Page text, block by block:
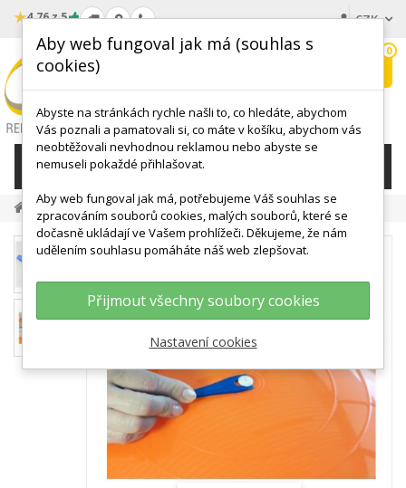
★4.76 z 5 CZK
wishlist
0
KATEGORIE
MÍČE, BALÓNY Doplňky K Míčům Vytahovač Špuntů
Aby web fungoval jak má (souhlas s
cookies)
Abyste na stránkách rychle našli to, co hledáte, abychom
Vás poznali a pamatovali si, co máte v košíku, abychom vás
neobtěžovali nevhodnou reklamou nebo abyste se
nemuseli pokaždé přihlašovat.
Aby web fungoval jak má, potřebujeme Váš souhlas se
zpracováním souborů cookies, malých souborů, které se
dočasně ukládají ve Vašem prohlížeči. Děkujeme, že nám
udělením souhlasu pomáháte náš web zlepšovat.
Přijmout všechny soubory cookies
Nastavení cookies